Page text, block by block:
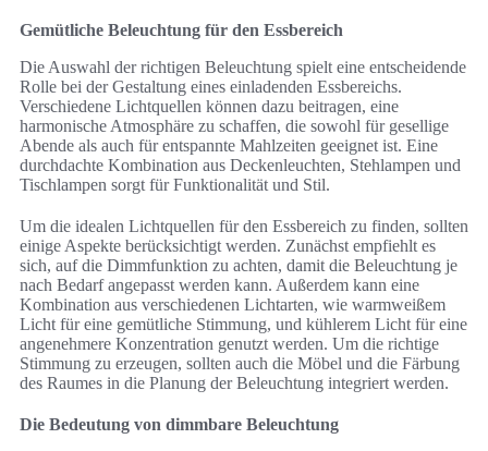
Gemütliche Beleuchtung für den Essbereich
Die Auswahl der richtigen Beleuchtung spielt eine entscheidende
Rolle bei der Gestaltung eines einladenden Essbereichs.
Verschiedene Lichtquellen können dazu beitragen, eine
harmonische Atmosphäre zu schaffen, die sowohl für gesellige
Abende als auch für entspannte Mahlzeiten geeignet ist. Eine
durchdachte Kombination aus Deckenleuchten, Stehlampen und
Tischlampen sorgt für Funktionalität und Stil.
Um die idealen Lichtquellen für den Essbereich zu finden, sollten
einige Aspekte berücksichtigt werden. Zunächst empfiehlt es
sich, auf die Dimmfunktion zu achten, damit die Beleuchtung je
nach Bedarf angepasst werden kann. Außerdem kann eine
Kombination aus verschiedenen Lichtarten, wie warmweißem
Licht für eine gemütliche Stimmung, und kühlerem Licht für eine
angenehmere Konzentration genutzt werden. Um die richtige
Stimmung zu erzeugen, sollten auch die Möbel und die Färbung
des Raumes in die Planung der Beleuchtung integriert werden.
Die Bedeutung von dimmbare Beleuchtung